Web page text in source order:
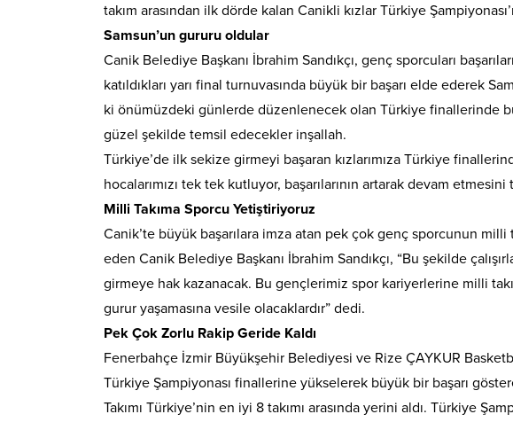
takım arasından ilk dörde kalan Canikli kızlar Türkiye
Samsun’un gururu oldular
Canik Belediye Başkanı İbrahim Sandıkçı, genç sporcuları
katıldıkları yarı final turnuvasında büyük bir başarı elde ederek
ki önümüzdeki günlerde düzenlenecek olan Türkiye finallerinde
güzel şekilde temsil edecekler inşallah.
Türkiye’de ilk sekize girmeyi başaran kızlarımıza Türkiye
hocalarımızı tek tek kutluyor, başarılarının artarak devam
Milli Takıma Sporcu Yetiştiriyoruz
Canik’te büyük başarılara imza atan pek çok genç sporcunun milli
eden Canik Belediye Başkanı İbrahim Sandıkçı, “Bu şekilde
girmeye hak kazanacak. Bu gençlerimiz spor kariyerlerine milli
gurur yaşamasına vesile olacaklardır” dedi.
Pek Çok Zorlu Rakip Geride Kaldı
Fenerbahçe İzmir Büyükşehir Belediyesi ve Rize ÇAYKUR
Türkiye Şampiyonası finallerine yükselerek büyük bir başarı
Takımı Türkiye’nin en iyi 8 takımı arasında yerini aldı. Türkiye